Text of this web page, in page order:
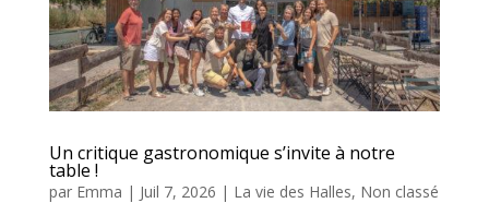
Un critique gastronomique s’invite à notre
table !
par Emma | Juil 7, 2026 | La vie des Halles, Non classé